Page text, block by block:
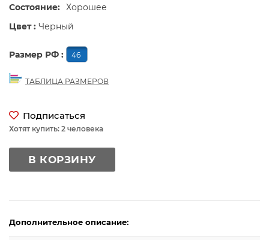
Состояние: Хорошее
Цвет : Черный
Размер РФ : 46
ТАБЛИЦА РАЗМЕРОВ
Подписаться
Хотят купить: 2 человека
В КОРЗИНУ
Дополнительное описание: